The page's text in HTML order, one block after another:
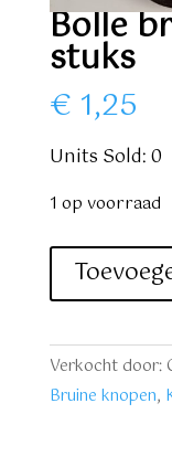
Bolle
stuks
€ 1,25
Units Sold: 0
1 op voorraad
Bolle
10
stuks
aantal
Verkocht door:
Bruine knopen,